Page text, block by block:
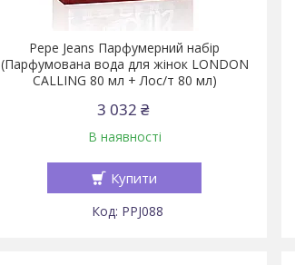
Pepe Jeans Парфумерний набір
(Парфумована вода для жінок LONDON
CALLING 80 мл + Лос/т 80 мл)
3 032 ₴
В наявності
Купити
PPJ088